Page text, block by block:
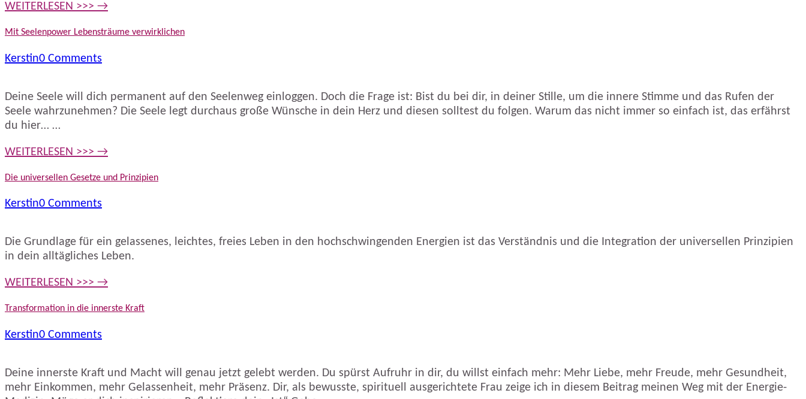
WEITERLESEN >>> →
Mit Seelenpower Lebensträume verwirklichen
Kerstin0 Comments
Deine Seele will dich permanent auf den Seelenweg einloggen. Doch die Frage ist: Bist du bei dir, in deiner Stille, um die innere Stimme und das Rufen der
Seele wahrzunehmen? Die Seele legt durchaus große Wünsche in dein Herz und diesen solltest du folgen. Warum das nicht immer so einfach ist, das erfährst
du hier… …
WEITERLESEN >>> →
Die universellen Gesetze und Prinzipien
Kerstin0 Comments
Die Grundlage für ein gelassenes, leichtes, freies Leben in den hochschwingenden Energien ist das Verständnis und die Integration der universellen Prinzipien
in dein alltägliches Leben.
WEITERLESEN >>> →
Transformation in die innerste Kraft
Kerstin0 Comments
Deine innerste Kraft und Macht will genau jetzt gelebt werden. Du spürst Aufruhr in dir, du willst einfach mehr: Mehr Liebe, mehr Freude, mehr Gesundheit,
mehr Einkommen, mehr Gelassenheit, mehr Präsenz. Dir, als bewusste, spirituell ausgerichtete Frau zeige ich in diesem Beitrag meinen Weg mit der Energie-